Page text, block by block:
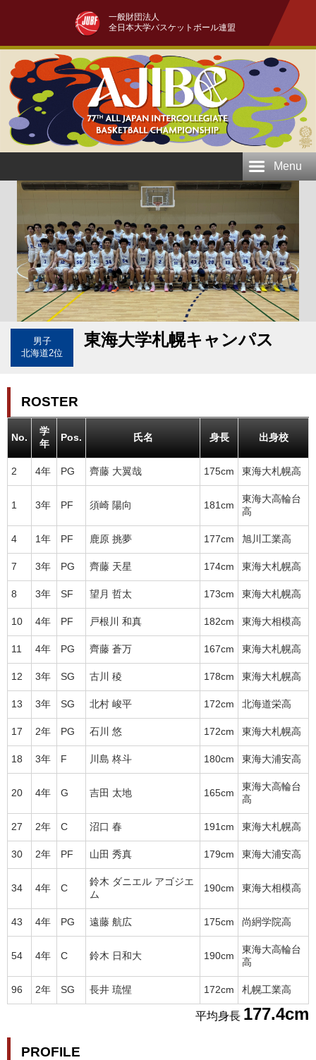
一般財団法人
全日本大学バスケットボール連盟
Menu
男子
北海道2位
東海大学札幌キャンパス
ROSTER
No.
学
年
Pos. 氏名 身長 出身校
2 4年 PG 齊藤 大翼哉 175cm 東海大札幌高
1 3年 PF 須崎 陽向 181cm
東海大高輪台
高
4 1年 PF 鹿原 挑夢 177cm 旭川工業高
7 3年 PG 齊藤 天星 174cm 東海大札幌高
8 3年 SF 望月 哲太 173cm 東海大札幌高
10 4年 PF 戸根川 和真 182cm 東海大相模高
11 4年 PG 齊藤 蒼万 167cm 東海大札幌高
12 3年 SG 古川 稜 178cm 東海大札幌高
13 3年 SG 北村 峻平 172cm 北海道栄高
17 2年 PG 石川 悠 172cm 東海大札幌高
18 3年 F 川島 柊斗 180cm 東海大浦安高
20 4年 G 吉田 太地 165cm
東海大高輪台
高
27 2年 C 沼口 春 191cm 東海大札幌高
30 2年 PF 山田 秀真 179cm 東海大浦安高
34 4年 C
鈴木 ダニエル アゴジエ
ム
190cm 東海大相模高
43 4年 PG 遠藤 航広 175cm 尚絅学院高
54 4年 C 鈴木 日和大 190cm
東海大高輪台
高
96 2年 SG 長井 琉惺 172cm 札幌工業高
平均身長 177.4cm
PROFILE